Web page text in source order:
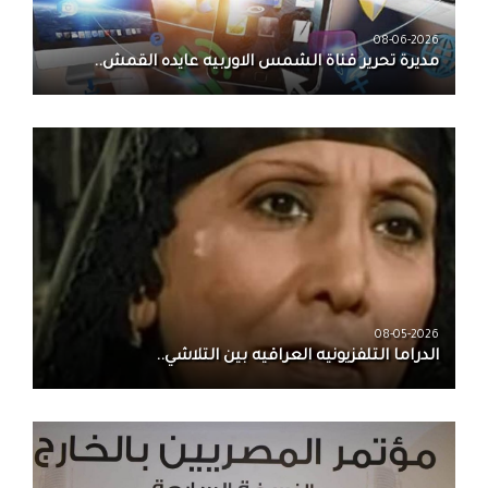
08-06-2026
مديرة تحرير قناة الشمس الاوربيه عايده القمش..
08-05-2026
الدراما التلفزيونيه العراقيه بين التلاشي..